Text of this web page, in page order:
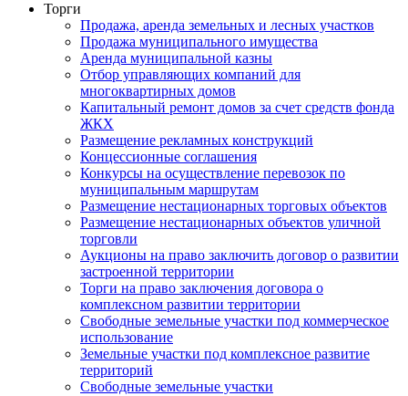
Торги
Продажа, аренда земельных и лесных участков
Продажа муниципального имущества
Аренда муниципальной казны
Отбор управляющих компаний для
многоквартирных домов
Капитальный ремонт домов за счет средств фонда
ЖКХ
Размещение рекламных конструкций
Концессионные соглашения
Конкурсы на осуществление перевозок по
муниципальным маршрутам
Размещение нестационарных торговых объектов
Размещение нестационарных объектов уличной
торговли
Аукционы на право заключить договор о развитии
застроенной территории
Торги на право заключения договора о
комплексном развитии территории
Свободные земельные участки под коммерческое
использование
Земельные участки под комплексное развитие
территорий
Свободные земельные участки